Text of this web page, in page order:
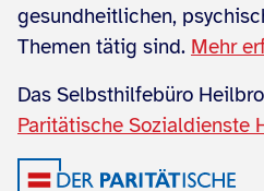
gesundheitlichen,
Themen tätig sind. Mehr
Das Selbsthilfebüro
Paritätische Sozialdienste